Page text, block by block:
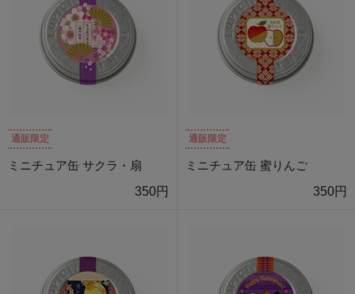
通販限定
ミニチュア缶 サクラ・扇
350円
通販限定
ミニチュア缶 蜜りんご
350円